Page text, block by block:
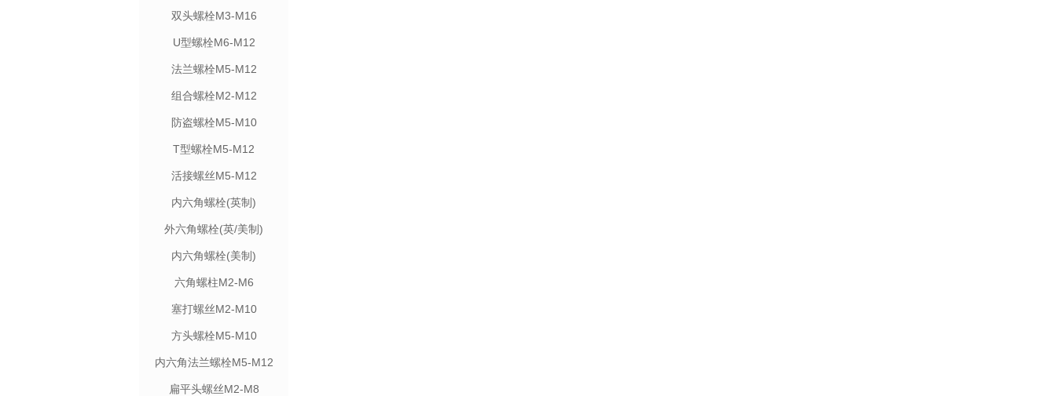
双头螺栓M3-M16
U型螺栓M6-M12
法兰螺栓M5-M12
组合螺栓M2-M12
防盗螺栓M5-M10
T型螺栓M5-M12
活接螺丝M5-M12
内六角螺栓(英制)
外六角螺栓(英/美制)
内六角螺栓(美制)
六角螺柱M2-M6
塞打螺丝M2-M10
方头螺栓M5-M10
内六角法兰螺栓M5-M12
扁平头螺丝M2-M8